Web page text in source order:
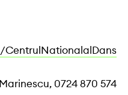
0724 870 574